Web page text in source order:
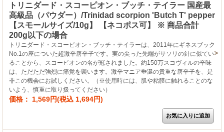
トリニダード・スコーピオン・ブッチ・テイラー 国産最
高級品（パウダー）/Trinidad scorpion 'Butch T' pepper
【スモールサイズ/10g】 【ネコポス可】 ※ 商品合計
200g以下の場合
トリニダード・スコーピオン・ブッチ・テイラーは、2011年にギネスブック
No.1の座についた超激辛唐辛子です。実の尖った先端がサソリの針に似てい
ることから、スコーピオンの名が冠されました。約150万スコヴィルの辛味
は、ただただ強烈に痛覚を襲います。激辛マニア垂涎の貴重な唐辛子を、是
非この機会にお試しください。（※使用時には、肌や粘膜に触れることのな
いよう、慎重に取り扱ってください）
価格： 1,569円(税込 1,694円)